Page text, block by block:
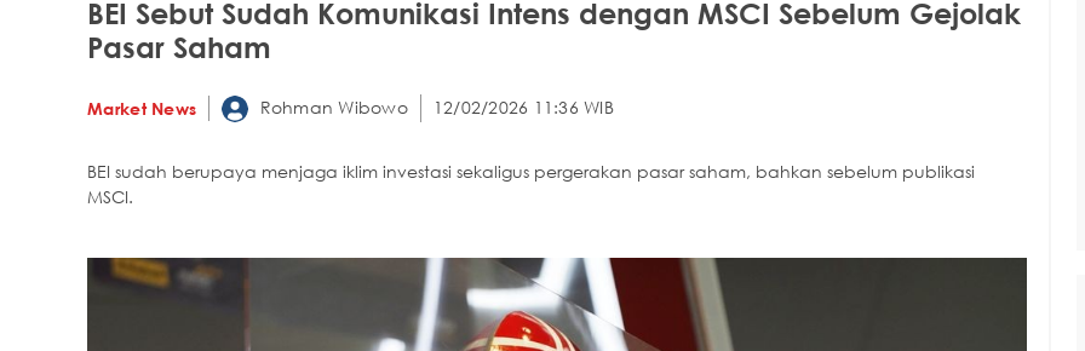
BEI Sebut Sudah Komunikasi Intens dengan MSCI Sebelum Gejolak
Pasar Saham
Market News Rohman Wibowo 12/02/2026 11:36 WIB
BEI sudah berupaya menjaga iklim investasi sekaligus pergerakan pasar saham, bahkan sebelum publikasi
MSCI.